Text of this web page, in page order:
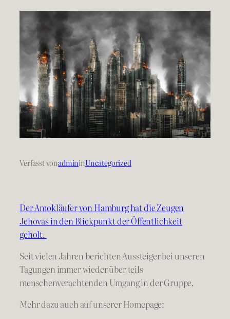
Verfasst vonadmininUncategorized
Der Amokläufer von Hamburg hat die Zeugen
Jehovas in den Blickpunkt der Öffentlichkeit
geholt.
Seit vielen Jahren berichten Aussteiger bei unseren
Tagungen immer wieder über teils
menschenverachtenden Umgang in der Gruppe.
Mehr dazu auch auf unserer Homepage: